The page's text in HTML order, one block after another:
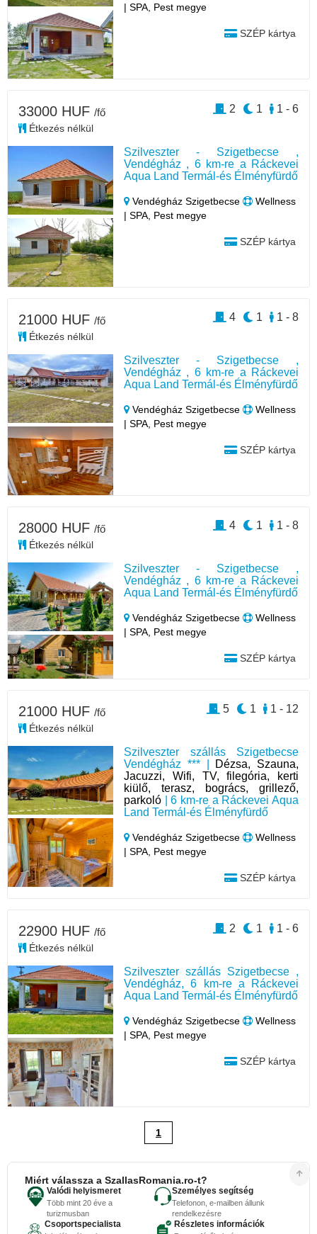
| SPA, Pest megye
SZÉP kártya
Szilveszter - Szigetbecse ,
Vendégház , 6 km-re a Ráckevei
Aqua Land Termál-és Élményfürdő
Vendégház Szigetbecse
Wellness
| SPA, Pest megye
SZÉP kártya
33000 HUF /fő
Étkezés nélkül
1 - 6
1
2
Szilveszter - Szigetbecse ,
Vendégház , 6 km-re a Ráckevei
Aqua Land Termál-és Élményfürdő
Vendégház Szigetbecse
Wellness
| SPA, Pest megye
SZÉP kártya
21000 HUF /fő
Étkezés nélkül
1 - 8
1
4
Szilveszter - Szigetbecse ,
Vendégház , 6 km-re a Ráckevei
Aqua Land Termál-és Élményfürdő
Vendégház Szigetbecse
Wellness
| SPA, Pest megye
SZÉP kártya
28000 HUF /fő
Étkezés nélkül
1 - 8
1
4
Szilveszter szállás Szigetbecse
Vendégház *** |
Dézsa, Szauna,
Jacuzzi, Wifi, TV, filegória, kerti
kiülő, terasz, bogrács, grillező,
parkoló | 6 km-re a Ráckevei Aqua
Land Termál-és Élményfürdő
Vendégház Szigetbecse
Wellness
| SPA, Pest megye
SZÉP kártya
21000 HUF /fő
Étkezés nélkül
1 - 12
1
5
Szilveszter szállás Szigetbecse ,
Vendégház, 6 km-re a Ráckevei
Aqua Land Termál-és Élményfürdő
Vendégház Szigetbecse
Wellness
| SPA, Pest megye
SZÉP kártya
22900 HUF /fő
Étkezés nélkül
1 - 6
1
2
1
Miért válassza a SzallasRomania.ro-t?
Valódi helyismeret
Több mint 20 éve a
turizmusban
Személyes segítség
Telefonon, e-mailben állunk
rendelkezésre
Csoportspecialista Részletes információk